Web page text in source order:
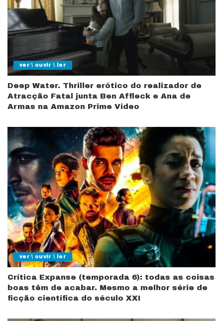
ver \ ouvir \ ler
Deep Water. Thriller erótico do realizador de
Atracção Fatal junta Ben Affleck e Ana de
Armas na Amazon Prime Video
ver \ ouvir \ ler
Crítica Expanse (temporada 6): todas as coisas
boas têm de acabar. Mesmo a melhor série de
ficção científica do século XXI